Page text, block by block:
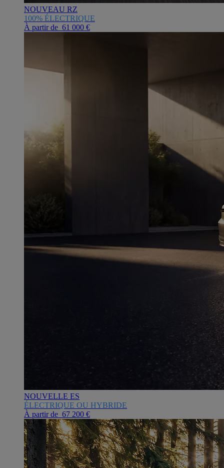
NOUVEAU RZ
100% ÉLECTRIQUE
À partir de 61 000 €
NOUVELLE ES
ÉLECTRIQUE OU HYBRIDE
À partir de 67 200 €